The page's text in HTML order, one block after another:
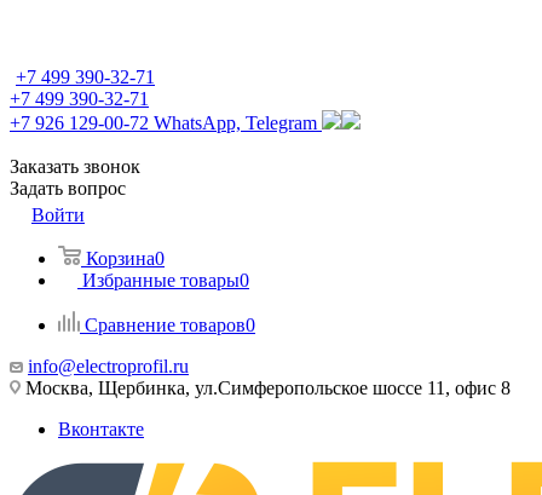
+7 499 390-32-71
+7 499 390-32-71
+7 926 129-00-72 WhatsApp, Telegram
Заказать звонок
Задать вопрос
Войти
Корзина0
Избранные товары0
Сравнение товаров0
info@electroprofil.ru
Москва, Щербинка, ул.Симферопольское шоссе 11, офис 8
Вконтакте